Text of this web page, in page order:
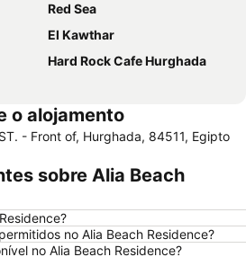
Red Sea
El Kawthar
Hard Rock Cafe Hurghada
o alojamento
- Front of, Hurghada, 84511, Egipto
sobre Alia Beach
no Alia Beach Residence?
no Alia Beach Residence?